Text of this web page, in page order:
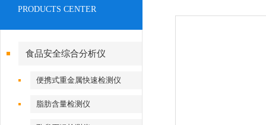
PRODUCTS CENTER
食品安全综合分析仪
便携式重金属快速检测仪
脂肪含量检测仪